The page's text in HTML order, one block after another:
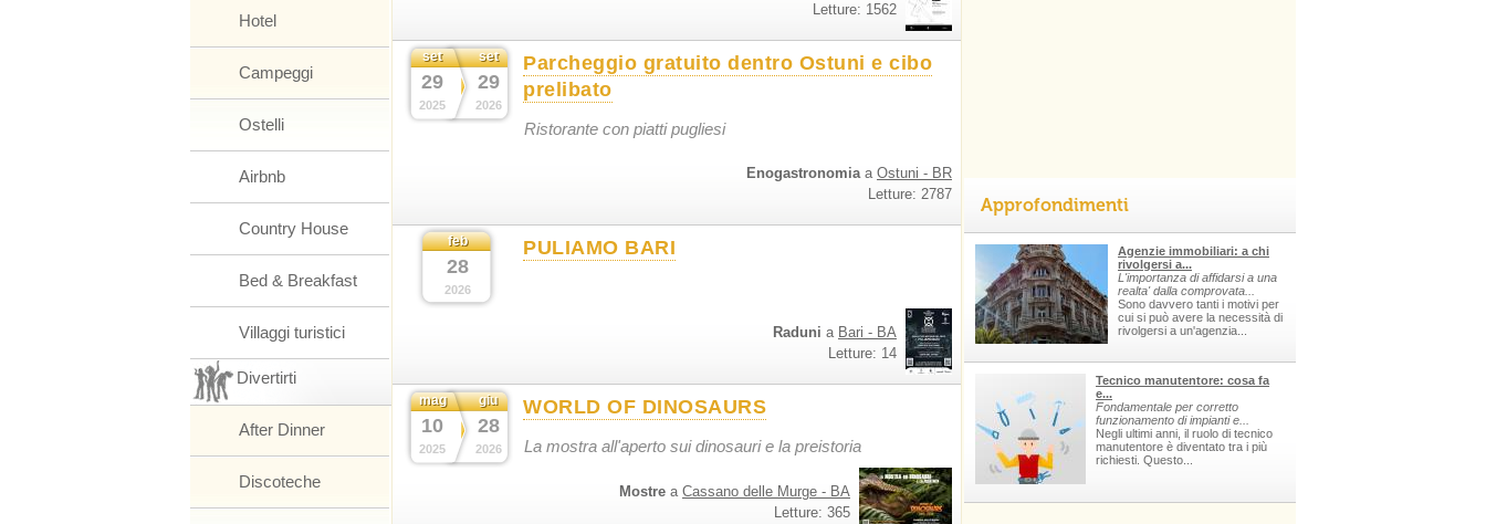
Letture: 1562
set
29
2025
set
29
2026
Parcheggio gratuito dentro Ostuni e cibo
prelibato
Ristorante con piatti pugliesi
Enogastronomiaa Ostuni - BR
Letture: 2787
feb
28
2026
PULIAMO BARI
Raduni a Bari - BA
Letture: 14
mag
10
2025
giu
28
2026
WORLD OF DINOSAURS
La mostra all'aperto sui dinosauri e la preistoria
Mostre a Cassano delle Murge - BA
Letture: 365
Hotel
Campeggi
Ostelli
Airbnb
Country House
Bed & Breakfast
Villaggi turistici
Divertirti
After Dinner
Discoteche
Approfondimenti
Agenzie immobiliari: a chi
rivolgersi a...
L'importanza di affidarsi a una
realta' dalla comprovata...
Sono davvero tanti i motivi per
cui si può avere la necessità di
rivolgersi a un'agenzia...
Tecnico manutentore: cosa fa
e...
Fondamentale per corretto
funzionamento di impianti e...
Negli ultimi anni, il ruolo di tecnico
manutentore è diventato tra i più
richiesti. Questo...